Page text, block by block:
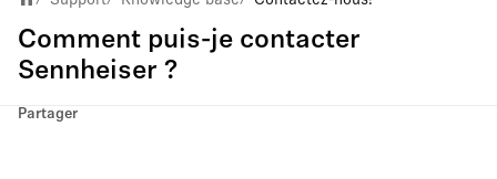
Comment puis-je contacter
Sennheiser ?
Partager